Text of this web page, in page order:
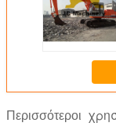
Περισσότεροι